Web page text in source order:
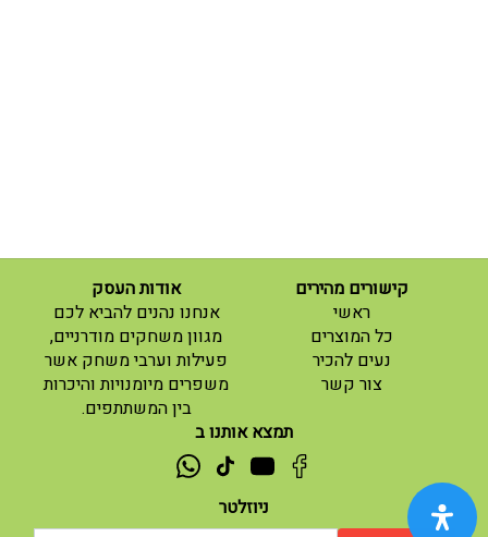
קישורים מהירים
ראשי
(current)
כל המוצרים
נעים להכיר
צור קשר
(current)
אודות העסק
אנחנו נהנים להביא לכם
מגוון משחקים מודרניים,
פעילות וערבי משחק אשר
משפרים מיומנויות והיכרות
בין המשתתפים.
תמצא אותנו ב
ניוזלטר